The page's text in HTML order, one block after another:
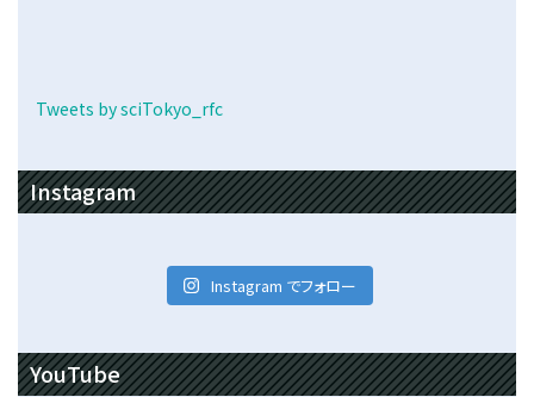
Tweets by sciTokyo_rfc
Instagram
Instagram でフォロー
YouTube